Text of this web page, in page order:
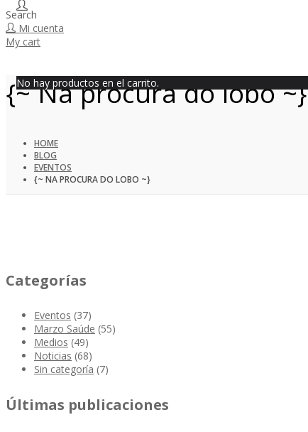
No hay productos en el carrito.
Search
Mi cuenta
My cart
{~ Na procura do lobo ~}
HOME
BLOG
EVENTOS
{~ NA PROCURA DO LOBO ~}
Categorías
Eventos (37)
Marzo Saúde (55)
Medios (49)
Noticias (68)
Sin categoría (7)
Últimas publicaciones